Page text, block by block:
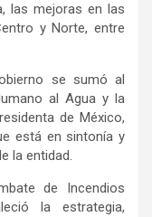
las mejoras en las
y Norte, entre
se sumó al
al Agua y la
de México,
está en sintonía y
la entidad.
de Incendios
la estrategia,